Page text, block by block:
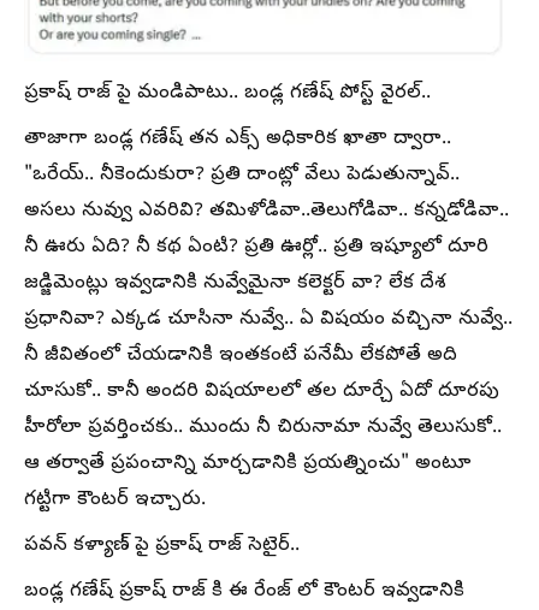
ప్రకాష్ రాజ్ పై మండిపాటు.. బండ్ల గణేష్ పోస్ట్ వైరల్..
తాజాగా బండ్ల గణేష్ తన ఎక్స్ అధికారిక ఖాతా ద్వారా..
"ఒరేయ్.. నీకెందుకురా? ప్రతి దాంట్లో వేలు పెడుతున్నావ్..
అసలు నువ్వు ఎవరివి? తమిళోడివా..తెలుగోడివా.. కన్నడోడివా..
నీ ఊరు ఏది? నీ కథ ఏంటి? ప్రతి ఊర్లో.. ప్రతి ఇష్యూలో దూరి
జడ్జిమెంట్లు ఇవ్వడానికి నువ్వేమైనా కలెక్టర్ వా? లేక దేశ
ప్రధానివా? ఎక్కడ చూసినా నువ్వే.. ఏ విషయం వచ్చినా నువ్వే..
నీ జీవితంలో చేయడానికి ఇంతకంటే పనేమీ లేకపోతే అది
చూసుకో.. కానీ అందరి విషయాలలో తల దూర్చే ఏదో దూరపు
హీరోలా ప్రవర్తించకు.. ముందు నీ చిరునామా నువ్వే తెలుసుకో..
ఆ తర్వాతే ప్రపంచాన్ని మార్చడానికి ప్రయత్నించు" అంటూ
గట్టిగా కౌంటర్ ఇచ్చారు.
పవన్ కళ్యాణ్ పై ప్రకాష్ రాజ్ సెటైర్..
బండ్ల గణేష్ ప్రకాష్ రాజ్ కి ఈ రేంజ్ లో కౌంటర్ ఇవ్వడానికి